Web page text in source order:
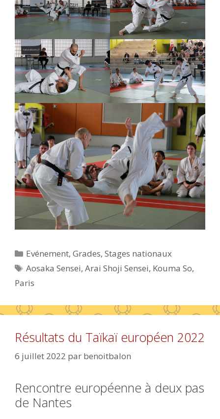
Catégories
Evénement,Grades,Stages nationaux
Étiquettes
Aosaka Sensei,Arai Shoji Sensei, Kouma So,
Paris
Résultats du Taïkaï européen 2022
6 juillet 2022 par benoitbalon
Rencontre européenne à deux pas
de Nantes